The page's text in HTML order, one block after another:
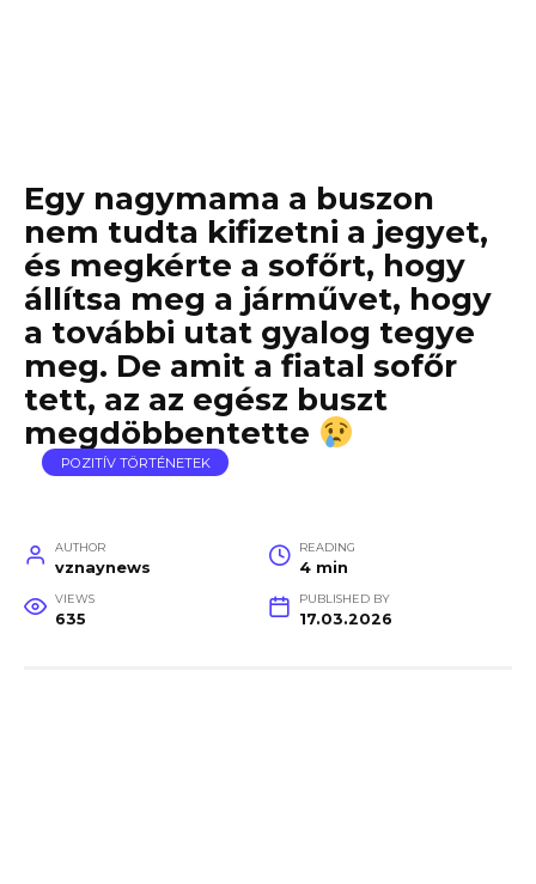
Egy nagymama a buszon
nem tudta kifizetni a jegyet,
és megkérte a sofőrt, hogy
állítsa meg a járművet, hogy
a további utat gyalog tegye
meg. De amit a fiatal sofőr
tett, az az egész buszt
megdöbbentette
POZITÍV TÖRTÉNETEK
AUTHOR
vznaynews
READING
4 min
VIEWS
635
PUBLISHED BY
17.03.2026